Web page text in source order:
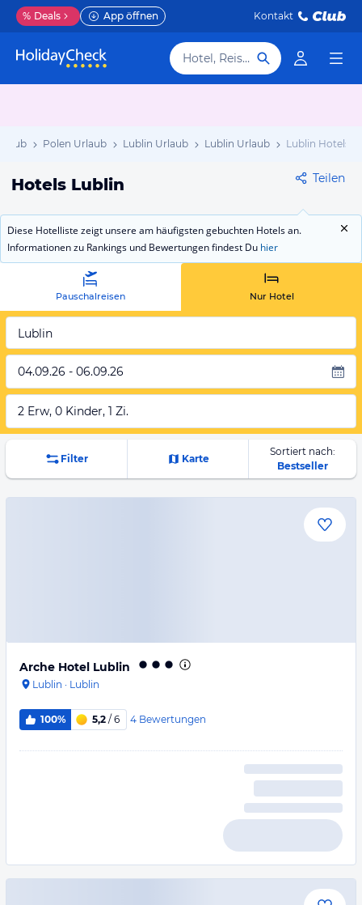
% Deals App öffnen Kontakt
Hotel, Reiseziel
Polen Urlaub Lublin Urlaub Lublin Urlaub Lublin Hotels
Hotels Lublin Teilen
Diese Hotelliste zeigt unsere am häufigsten gebuchten Hotels an.
Informationen zu Rankings und Bewertungen findest Du hier
Pauschalreisen Nur Hotel
Lublin
04.09.26 - 06.09.26
2 Erw, 0 Kinder, 1 Zi.
Filter Karte
Sortiert nach:
Bestseller
Arche Hotel Lublin
Lublin · Lublin
100% 5,2 / 6 4 Bewertungen